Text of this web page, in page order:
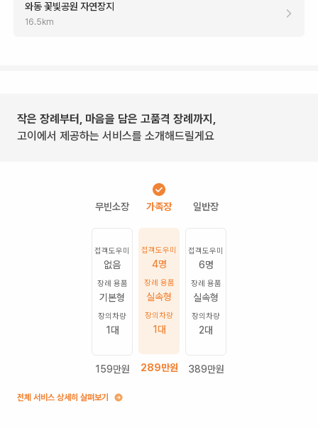
와동 꽃빛공원 자연장지
16.5 km
작은 장례부터, 마음을 담은 고품격 장례까지,
고이에서 제공하는 서비스를 소개해드릴게요
접객도우미
없음
장례 용품
기본형
장의차량
1 대
159만원
접객도우미
4명
장례 용품
실속형
장의차량
1 대
289만원
접객도우미
6명
장례 용품
실속형
장의차량
2대
389만원
전체 서비스 상세히 살펴보기